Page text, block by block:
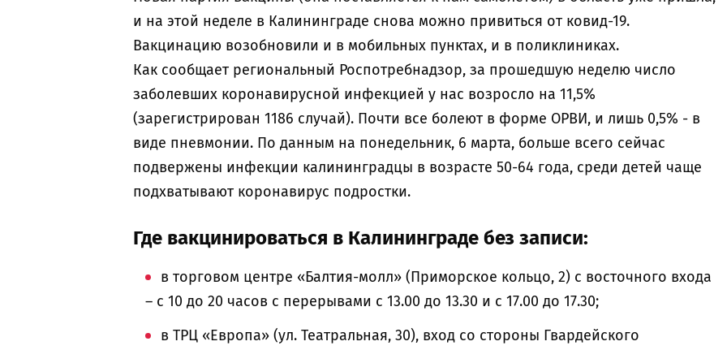
и на этой неделе в Калининграде снова можно привиться от ковид-19.
Вакцинацию возобновили и в мобильных пунктах, и в поликлиниках.
Как сообщает региональный Роспотребнадзор, за прошедшую неделю число
заболевших коронавирусной инфекцией у нас возросло на 11,5%
(зарегистрирован 1186 случай). Почти все болеют в форме ОРВИ, и лишь 0,5% - в
виде пневмонии. По данным на понедельник, 6 марта, больше всего сейчас
подвержены инфекции калининградцы в возрасте 50-64 года, среди детей чаще
подхватывают коронавирус подростки.
Где вакцинироваться в Калининграде без записи:
в торговом центре «Балтия-молл» (Приморское кольцо, 2) с восточного входа
– с 10 до 20 часов с перерывами с 13.00 до 13.30 и с 17.00 до 17.30;
в ТРЦ «Европа» (ул. Театральная, 30), вход со стороны Гвардейского